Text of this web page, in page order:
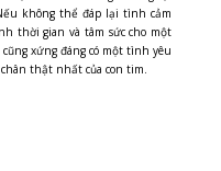
không thể đáp lại tình cảm
thời gian và tâm sức cho một
xứng đáng có một tình yêu
thật nhất của con tim.